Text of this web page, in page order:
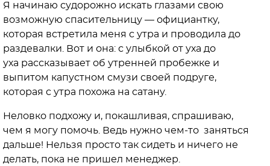
Я начинаю судорожно искать глазами свою
возможную спасительницу — официантку,
которая встретила меня с утра и проводила до
раздевалки. Вот и она: с улыбкой от уха до
уха рассказывает об утренней пробежке и
выпитом капустном смузи своей подруге,
которая с утра похожа на сатану.
Неловко подхожу и, покашливая, спрашиваю,
чем я могу помочь. Ведь нужно чем-то заняться
дальше! Нельзя просто так сидеть и ничего не
делать, пока не пришел менеджер.